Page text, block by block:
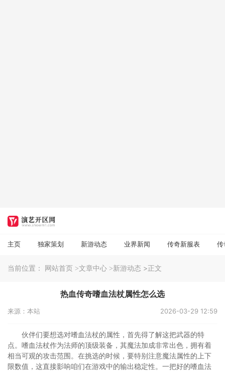
主页 独家策划 新游动态 业界新闻 传奇新服表 传
当前位置： 网站首页 >文章中心 >新游动态 >正文
热血传奇嗜血法杖属性怎么选
来源：本站 2026-03-29 12:59
伙伴们要想选对嗜血法杖的属性，首先得了解这把武器的特
点。嗜血法杖作为法师的顶级装备，其魔法加成非常出色，拥有着
相当可观的攻击范围。在挑选的时候，要特别注意魔法属性的上下
限数值，这直接影响咱们在游戏中的输出稳定性。一把好的嗜血法